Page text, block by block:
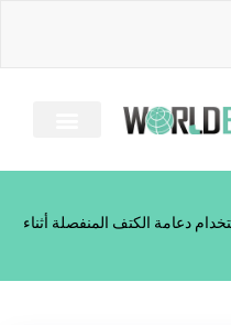
دعامة الكتف المنفصلة أثناء